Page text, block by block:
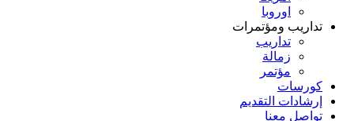
اوروبا
تداريب ومؤتمرات
تداريب
زمالة
مؤتمر
كورسات
إرشادات التقديم
تواصل معنا